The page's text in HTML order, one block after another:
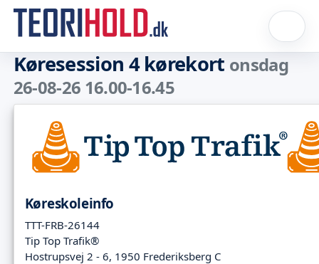
Køresession 4 kørekort onsdag
26-08-26 16.00-16.45
Køreskoleinfo
TTT-FRB-26144
Tip Top Trafik®
Hostrupsvej 2 - 6, 1950 Frederiksberg C